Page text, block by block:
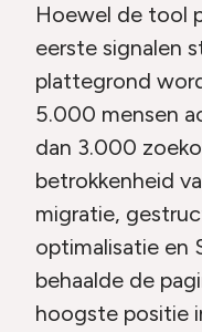
Hoewel de tool
eerste signalen
plattegrond
5.000 mensen
dan 3.000
betrokkenheid
migratie,
optimalisatie en
behaalde de
hoogste positie